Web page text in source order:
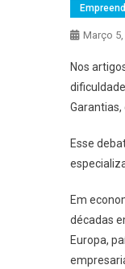
Março
Nos
Esse
Em
décadas
Europa,